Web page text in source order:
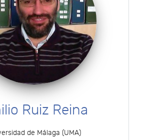
Ruiz Reina
de Málaga (UMA)